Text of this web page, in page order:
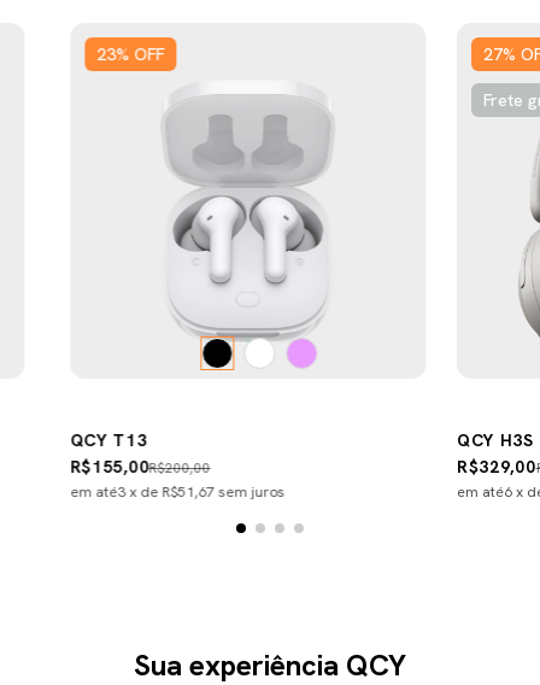
23% OFF
QCY T13
R$200,00
R$155,00
em até3x de R$51,67sem juros
27%
Frete
QCY H3S
R$329,00
em até6 x
Sua experiência QCY